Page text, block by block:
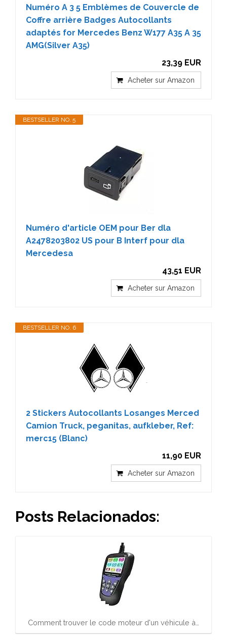
Numéro A 3 5 Emblèmes de Couvercle de
Coffre arrière Badges Autocollants
adaptés for Mercedes Benz W177 A35 A 35
AMG(Silver A35)
23,39 EUR
Acheter sur Amazon
BESTSELLER NO. 5
Numéro d'article OEM pour Ber dla
A2478203802 US pour B Interf pour dla
Mercedesa
43,51 EUR
Acheter sur Amazon
BESTSELLER NO. 6
2 Stickers Autocollants Losanges Merced
Camion Truck, peganitas, aufkleber, Ref:
merc15 (Blanc)
11,90 EUR
Acheter sur Amazon
Posts Relacionados:
Comment trouver le code moteur d'un véhicule à…